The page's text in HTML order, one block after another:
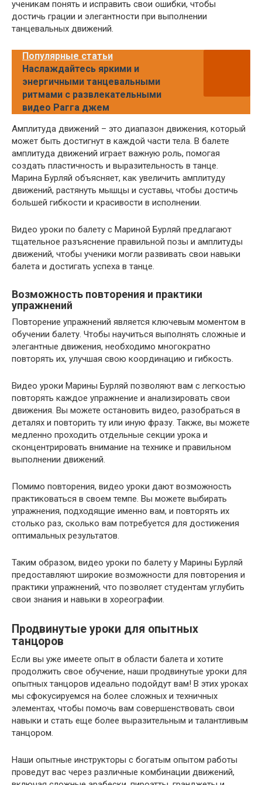
ученикам понять и исправить свои ошибки, чтобы
достичь грации и элегантности при выполнении
танцевальных движений.
Популярные статьи
Наслаждайтесь яркими и
энергичными танцевальными
ритмами с развлекательными
видео Рагга джем
Амплитуда движений – это диапазон движения, который
может быть достигнут в каждой части тела. В балете
амплитуда движений играет важную роль, помогая
создать пластичность и выразительность в танце.
Марина Бурляй объясняет, как увеличить амплитуду
движений, растянуть мышцы и суставы, чтобы достичь
большей гибкости и красивости в исполнении.
Видео уроки по балету с Мариной Бурляй предлагают
тщательное разъяснение правильной позы и амплитуды
движений, чтобы ученики могли развивать свои навыки
балета и достигать успеха в танце.
Возможность повторения и практики
упражнений
Повторение упражнений является ключевым моментом в
обучении балету. Чтобы научиться выполнять сложные и
элегантные движения, необходимо многократно
повторять их, улучшая свою координацию и гибкость.
Видео уроки Марины Бурляй позволяют вам с легкостью
повторять каждое упражнение и анализировать свои
движения. Вы можете остановить видео, разобраться в
деталях и повторить ту или иную фразу. Также, вы можете
медленно проходить отдельные секции урока и
сконцентрировать внимание на технике и правильном
выполнении движений.
Помимо повторения, видео уроки дают возможность
практиковаться в своем темпе. Вы можете выбирать
упражнения, подходящие именно вам, и повторять их
столько раз, сколько вам потребуется для достижения
оптимальных результатов.
Таким образом, видео уроки по балету у Марины Бурляй
предоставляют широкие возможности для повторения и
практики упражнений, что позволяет студентам углубить
свои знания и навыки в хореографии.
Продвинутые уроки для опытных
танцоров
Если вы уже имеете опыт в области балета и хотите
продолжить свое обучение, наши продвинутые уроки для
опытных танцоров идеально подойдут вам! В этих уроках
мы сфокусируемся на более сложных и техничных
элементах, чтобы помочь вам совершенствовать свои
навыки и стать еще более выразительным и талантливым
танцором.
Наши опытные инструкторы с богатым опытом работы
проведут вас через различные комбинации движений,